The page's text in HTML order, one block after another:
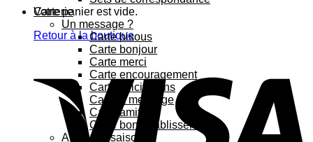
Votre panier est vide.
Retour à la boutique
Carterie
Un message ?
Carte bisous
Carte bonjour
Carte merci
Carte encouragement
Carte félicitations
Carte à message
Carte amitié
Carte bon rétablissement
Au fil des saisons